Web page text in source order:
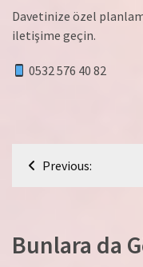
Davetinize özel
iletişime geçin.
0532 576 40 82
YazıPrevious:
Bunlara da